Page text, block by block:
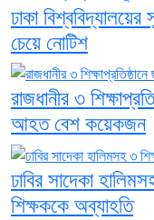
ঢাকা
চেয়ে নোটিশ
রাজধানীর ৩
আহত বেশ কয়েকজন
ঢাবির সাদেকা
শিক্ষককে অব্যাহতি